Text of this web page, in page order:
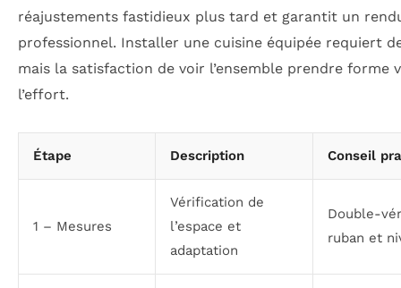
réajustements fastidieux plus tard et garantit un
professionnel. Installer une cuisine équipée requiert
mais la satisfaction de voir l’ensemble prendre forme
l’effort.
Étape Description Conseil
1 – Mesures
Vérification de
l’espace et
adaptation
Double-
ruban et